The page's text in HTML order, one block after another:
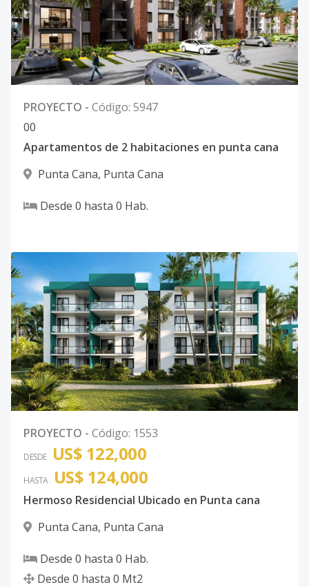
PROYECTO - Código: 5947
00
Apartamentos de 2 habitaciones en punta cana
Punta Cana, Punta Cana
Desde 0 hasta 0 Hab.
PROYECTO - Código: 1553
DESDE US$ 122,000
HASTA US$ 124,000
Hermoso Residencial Ubicado en Punta cana
Punta Cana, Punta Cana
Desde 0 hasta 0 Hab.
Desde 0 hasta 0 Mt2